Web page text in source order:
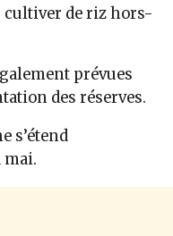
de riz hors-
prévues
des réserves.
s’étend
mai.